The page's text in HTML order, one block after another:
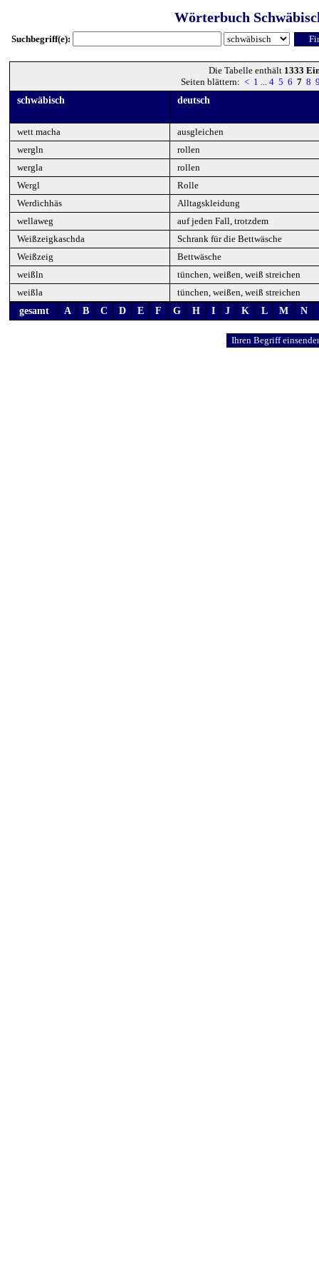
Wörterbuch
Suchbegriff(e):
Die Tabelle enthält 1333
Seiten blättern: < 1 ... 4 5 6 7 8
schwäbisch
deutsch
wett macha
ausgleichen
wergln
rollen
wergla
rollen
Wergl
Rolle
Werdichhäs
Alltagskleidung
wellaweg
auf jeden Fall, trotzdem
Weißzeigkaschda
Schrank für die Bettwäsche
Weißzeig
Bettwäsche
weißln
tünchen, weißen, weiß streichen
weißla
tünchen, weißen, weiß streichen
gesamt
A B C D E F G H I J K L M N